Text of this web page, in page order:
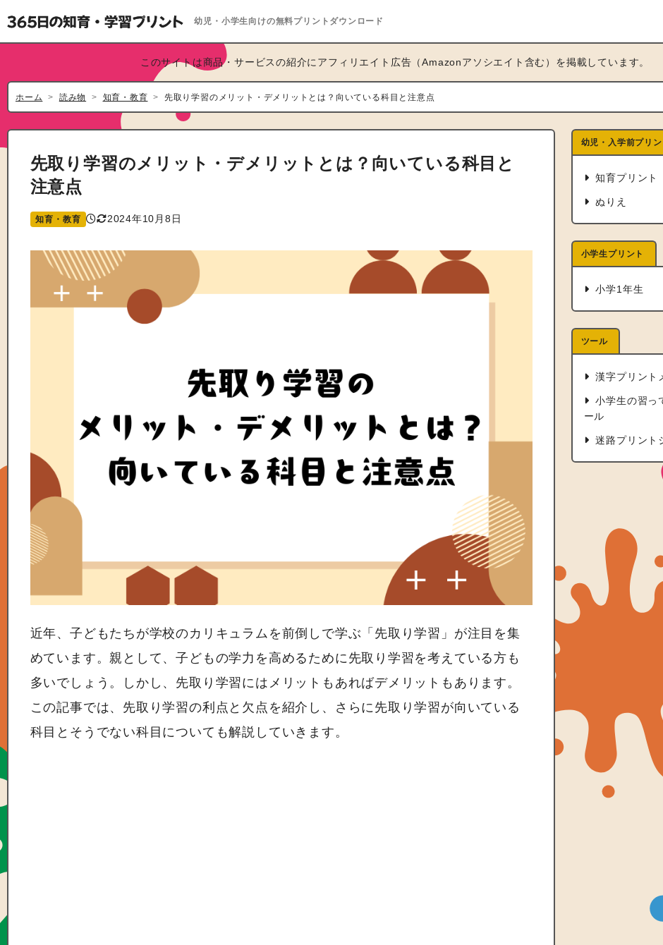
幼児・小学生向けの無料プリントダウンロード
このサイトは商品・サービスの紹介にアフィリエイト広告（Amazonアソシエイト含む）を掲載しています。
ホーム 読み物 知育・教育 先取り学習のメリット・デメリットとは？向いている科目と注意点
先取り学習のメリット・デメリットとは？向いている科目と
注意点
知育・教育 2024年10月8日
近年、子どもたちが学校のカリキュラムを前倒しで学ぶ「先取り学習」が注目を集
めています。親として、子どもの学力を高めるために先取り学習を考えている方も
多いでしょう。しかし、先取り学習にはメリットもあればデメリットもあります。
この記事では、先取り学習の利点と欠点を紹介し、さらに先取り学習が向いている
科目とそうでない科目についても解説していきます。
幼児・入学前プリン
知育プリント
ぬりえ
小学生プリント
小学1年生
ツール
漢字プリント
小学生の習っ
ール
迷路プリント